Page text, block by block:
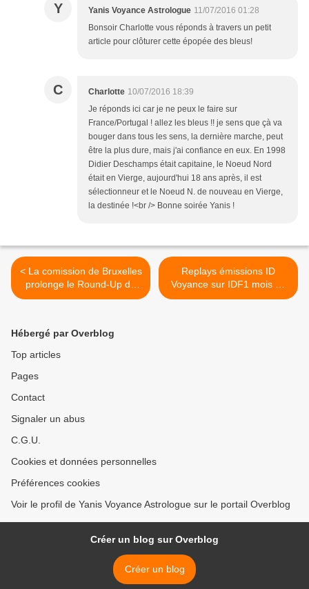
Y Yanis Voyance Astrologue 11/07/2016 01:28
Bonsoir Charlotte vous réponds à travers un petit
article pour clôturer cette épopée des bleus!
C Charlotte 10/07/2016 18:39
Je réponds ici car je ne peux le faire sur
France/Portugal ! allez les bleus !! je sens que çà va
bouger dans tous les sens, la dernière marche, peut
être la plus dure, mais j'ai confiance en eux. En 1998
Didier Deschamps était capitaine, le Noeud Nord
était en Vierge, aujourd'hui 18 ans après, il est
sélectionneur et le Noeud N. de nouveau en Vierge,
la destinée !<br /> Bonne soirée Yanis !
< La comission de Bruxelles
prolonge le Round-Up de
Monsanto
Replays émissions ID
Voyance sur IDF1 mois de
juin-juillet 2016 >
Hébergé par Overblog
Top articles
Pages
Contact
Signaler un abus
C.G.U.
Cookies et données personnelles
Préférences cookies
Voir le profil de Yanis Voyance Astrologue sur le portail Overblog
Créer un blog sur Overblog
Créer un blog